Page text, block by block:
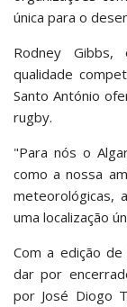
única para o
Rodney Gibbs,
qualidade
Santo António
rugby.
"Para nós o
como a nossa
meteorológicas,
uma localização
Com a edição
dar por
por José Diogo